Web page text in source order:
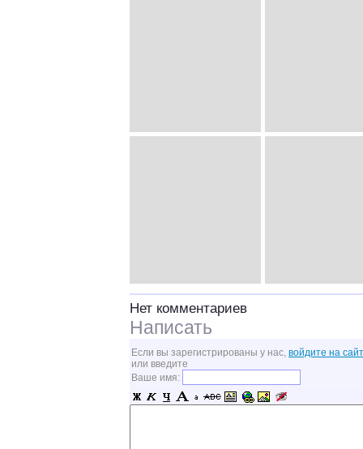
Нет комментариев
Написать
Если вы зарегистрированы у нас, войдите на сайт
или введите
Ваше имя: